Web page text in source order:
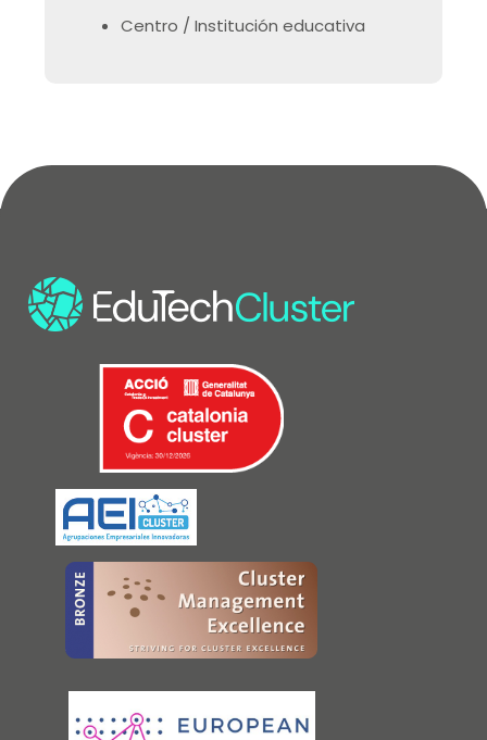
Centro / Institución educativa